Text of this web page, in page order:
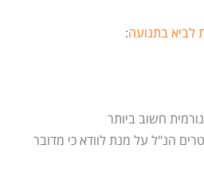
בתנועה:
חשוב ביותר
הנ"ל על מנת לוודא כי מדובר